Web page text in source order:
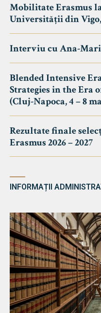
Mobilitate Erasmus
Universității din
Interviu cu Ana-
Blended Intensive
Strategies in the
(Cluj-Napoca, 4 – 8
Rezultate finale
Erasmus 2026 – 2027
INFORMAȚII